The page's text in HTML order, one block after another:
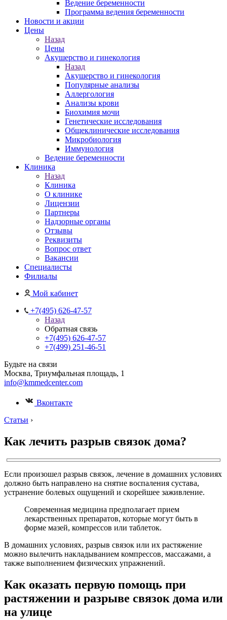
Ведение беременности
Программа ведения беременности
Новости и акции
Цены
Назад
Цены
Акушерство и гинекология
Назад
Акушерство и гинекология
Популярные анализы
Аллергология
Анализы крови
Биохимия мочи
Генетические исследования
Общеклинические исследования
Микробиология
Иммунология
Ведение беременности
Клиника
Назад
Клиника
О клинике
Лицензии
Партнеры
Надзорные органы
Отзывы
Реквизиты
Вопрос ответ
Вакансии
Специалисты
Филиалы
Мой кабинет
+7(495) 626-47-57
Назад
Обратная связь
+7(495) 626-47-57
+7(499) 251-46-51
Будьте на связи
Москва, Триумфальная площадь, 1
info@kmmedcenter.com
Вконтакте
Статьи ›
Как лечить разрыв связок дома?
Если произошел разрыв связок, лечение в домашних условиях
должно быть направлено на снятие воспаления сустава,
устранение болевых ощущений и скорейшее заживление.
Современная медицина предполагает прием
лекарственных препаратов, которые могут быть в
форме мазей, компрессов или таблеток.
В домашних условиях, разрыв связок или их растяжение
можно вылечить накладыванием компрессов, массажами, а
также выполнением физических упражнений.
Как оказать первую помощь при
растяжении и разрыве связок дома или
на улице